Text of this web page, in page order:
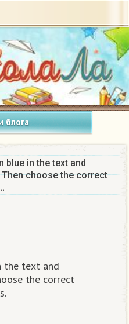
блога
blue in the text and
choose the correct
the text and
the correct